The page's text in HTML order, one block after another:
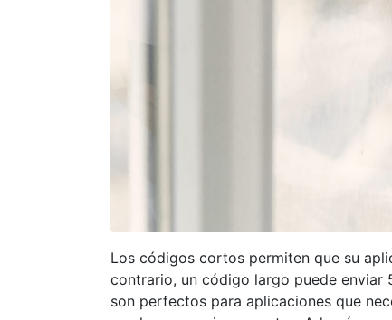
Los códigos cortos permiten que su
contrario, un código largo puede
son perfectos para aplicaciones que